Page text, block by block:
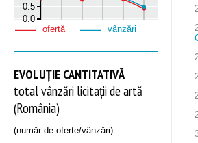
0.0
0.5
ofertă vânzări
EVOLUȚIE CANTITATIVĂ
total vânzări licitații de artă
(România)
(număr de oferte/vânzări)